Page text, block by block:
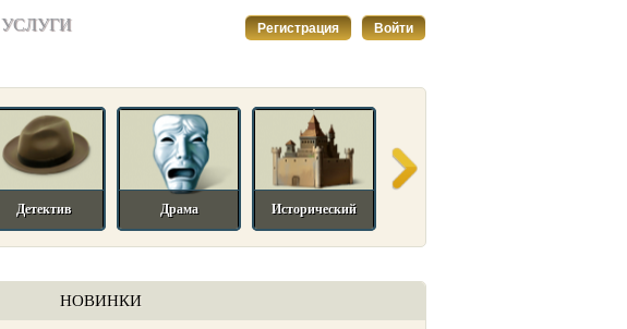
УСЛУГИ Регистрация Войти
Детектив Драма Исторический
НОВИНКИ